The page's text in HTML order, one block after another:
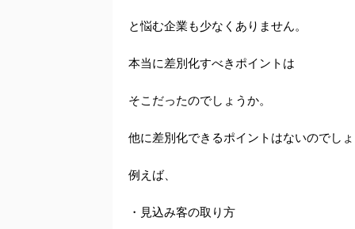
と悩む企業も少なくありません。
本当に差別化すべきポイントは
そこだったのでしょうか。
他に差別化できるポイントはないのでし
例えば、
・見込み客の取り方